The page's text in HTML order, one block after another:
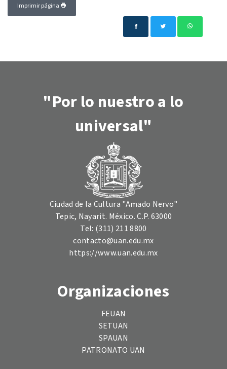
Imprimir página
"Por lo nuestro a lo
universal"
Ciudad de la Cultura "Amado Nervo"
Tepic, Nayarit. México. C.P. 63000
Tel: (311) 211 8800
contacto@uan.edu.mx
https://www.uan.edu.mx
Organizaciones
FEUAN
SETUAN
SPAUAN
PATRONATO UAN